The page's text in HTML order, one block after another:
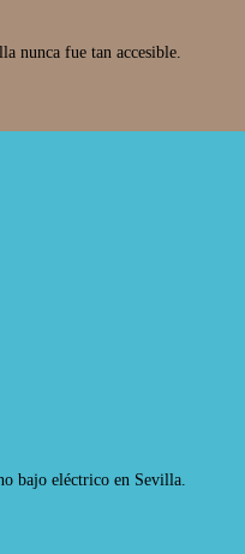
nunca fue tan accesible.
bajo eléctrico en Sevilla.